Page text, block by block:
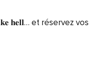
𝐡𝐞𝐥𝐥… et réservez vos